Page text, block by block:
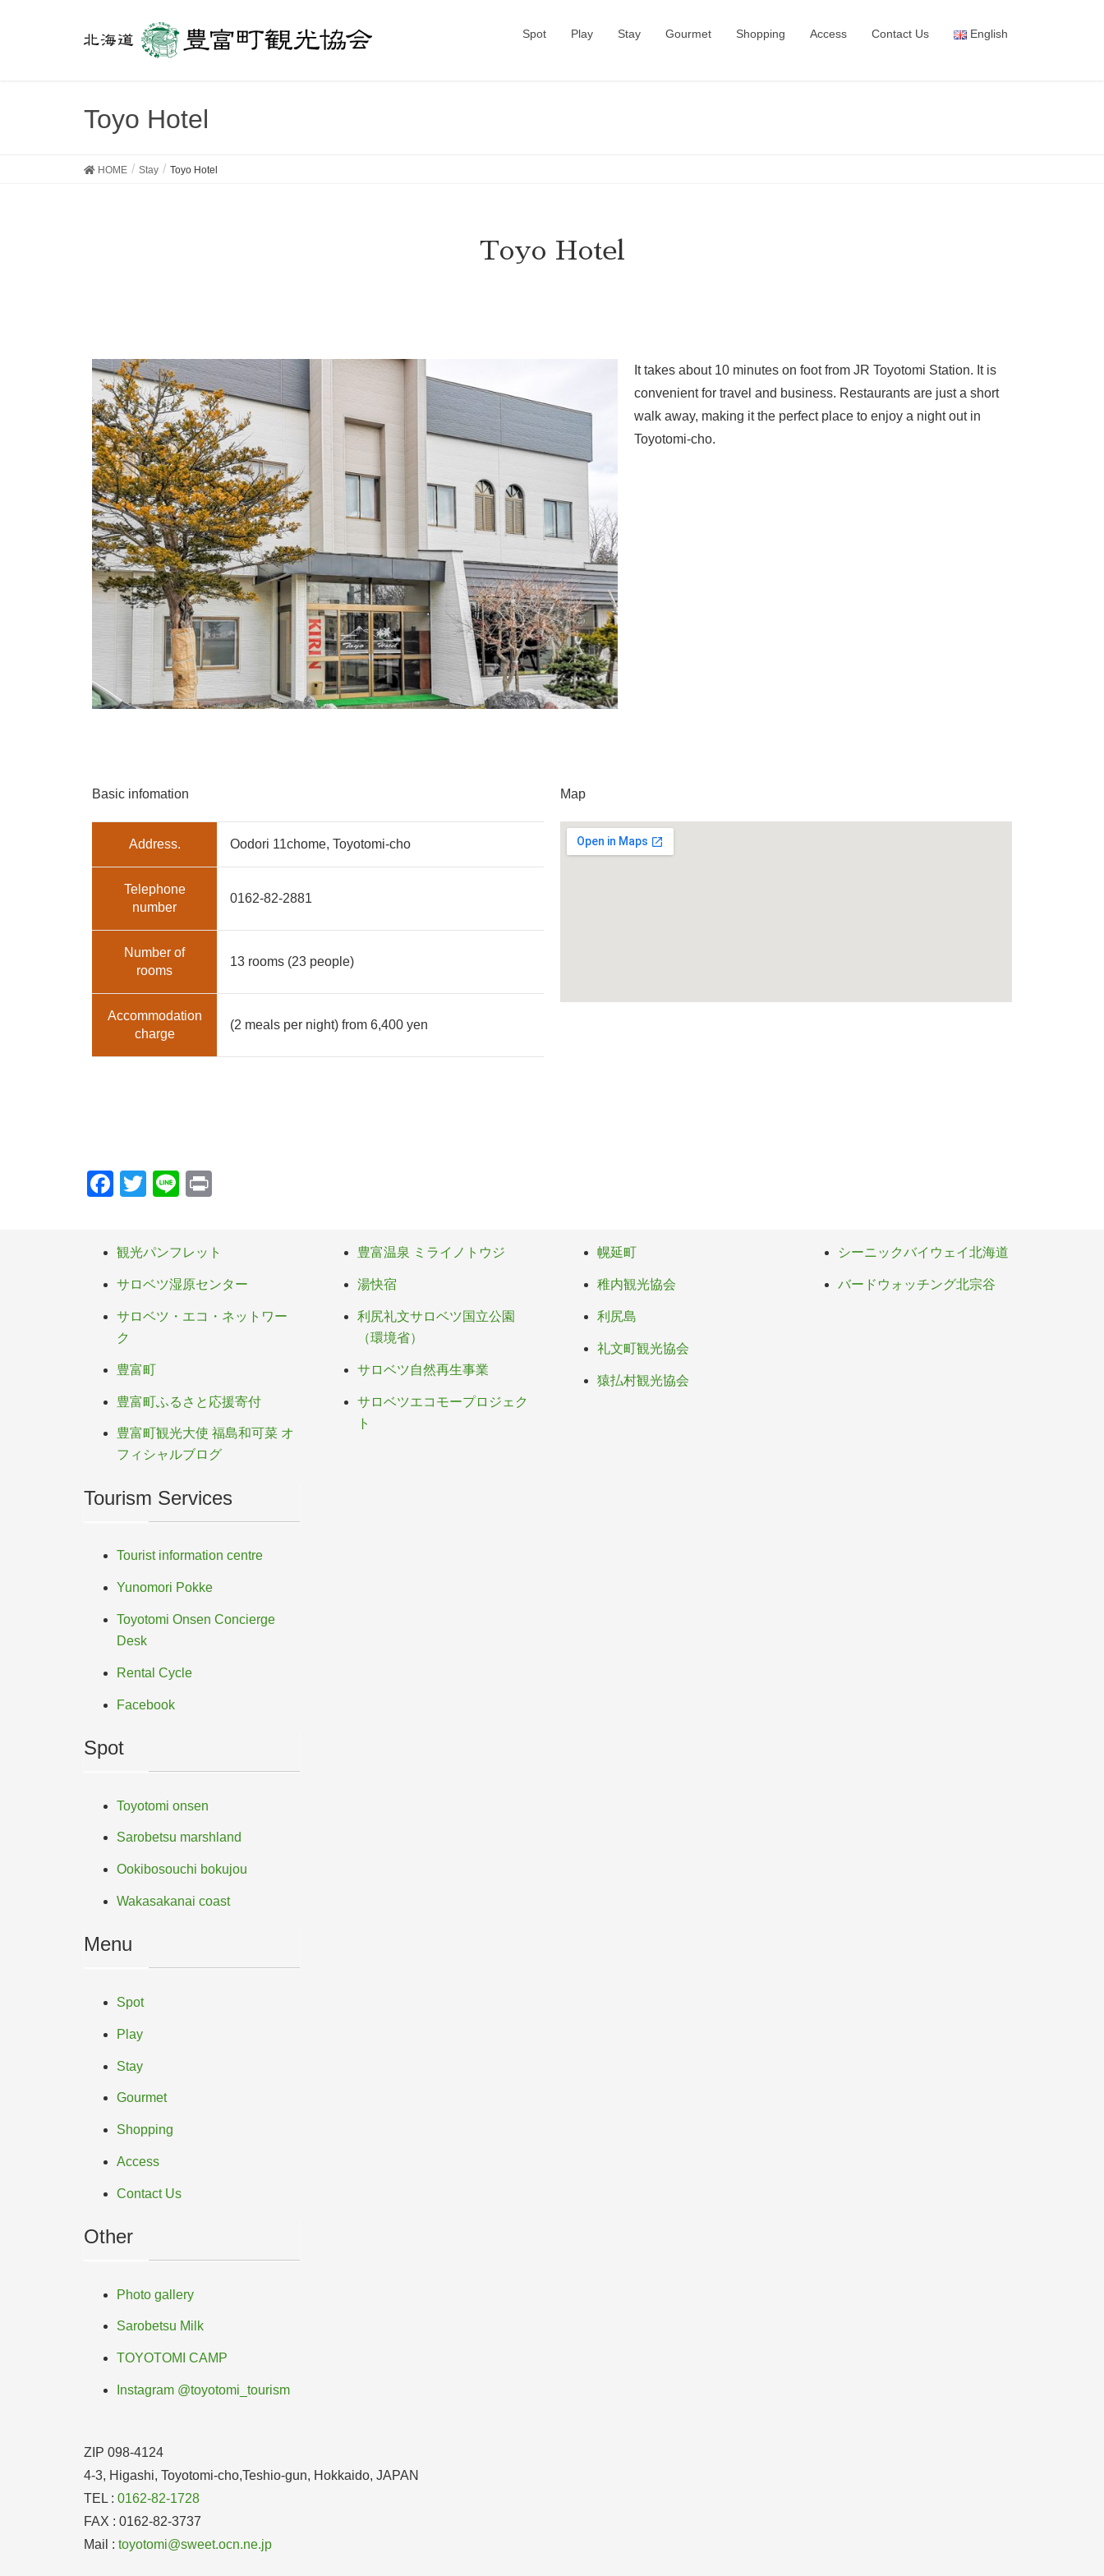
Spot Play Stay Gourmet Shopping Access Contact Us English
Toyo Hotel
HOME Stay Toyo Hotel
Toyo Hotel
It takes about 10 minutes on foot from JR Toyotomi Station. It is
convenient for travel and business. Restaurants are just a short
walk away, making it the perfect place to enjoy a night out in
Toyotomi-cho.
Basic infomation
Address. Oodori 11chome, Toyotomi-cho
Telephone
number
0162-82-2881
Number of
rooms
13 rooms (23 people)
Accommodation
charge
(2 meals per night) from 6,400 yen
Map
F
e
b
o
o
k
T
er
Li
観光パンフレット
サロベツ湿原センター
サロベツ・エコ・ネットワー
ク
豊富町
豊富町ふるさと応援寄付
豊富町観光大使 福島和可菜 オ
フィシャルブログ
Tourism Services
Tourist information centre
Yunomori Pokke
Toyotomi Onsen Concierge
Desk
Rental Cycle
Facebook
Spot
Toyotomi onsen
Sarobetsu marshland
Ookibosouchi bokujou
Wakasakanai coast
Menu
Spot
Play
Stay
Gourmet
Shopping
Access
Contact Us
Other
Photo gallery
Sarobetsu Milk
TOYOTOMI CAMP
Instagram @toyotomi_tourism
豊富温泉 ミライノトウジ
湯快宿
利尻礼文サロベツ国立公園
（環境省）
サロベツ自然再生事業
サロベツエコモープロジェク
ト
幌延町
稚内観光協会
利尻島
礼文町観光協会
猿払村観光協会
シーニックバイウェイ北海道
バードウォッチング北宗谷
ZIP 098-4124
4-3, Higashi, Toyotomi-cho,Teshio-gun, Hokkaido, JAPAN
TEL : 0162-82-1728
FAX : 0162-82-3737
Mail : toyotomi@sweet.ocn.ne.jp